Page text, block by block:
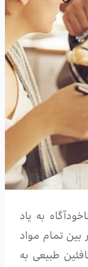
به یاد
بین تمام مواد
طبیعی به